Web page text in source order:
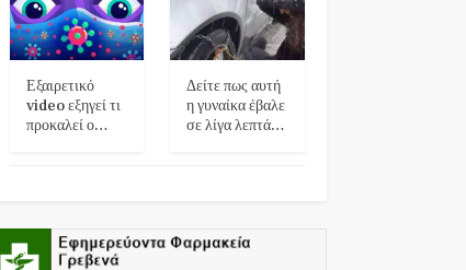
Εξαιρετικό
video εξηγεί τι
προκαλεί ο…
Δείτε πως αυτή
η γυναίκα έβαλε
σε λίγα λεπτά…